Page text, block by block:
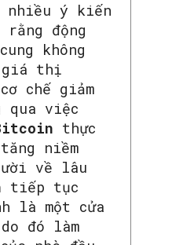
nhiều ý kiến
động
không
giá thị
chế giảm
qua việc
thực
niềm
về lâu
tiếp tục
là một cửa
đó làm